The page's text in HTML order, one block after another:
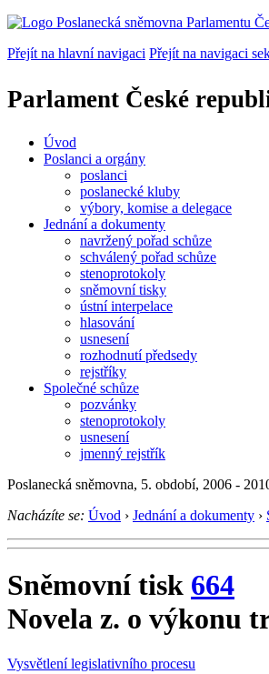
Přejít na hlavní navigaci Přejít na navigaci
Parlament České
Úvod
Poslanci a orgány
poslanci
poslanecké kluby
výbory, komise a delegace
Jednání a dokumenty
navržený pořad schůze
schválený pořad schůze
stenoprotokoly
sněmovní tisky
ústní interpelace
hlasování
usnesení
rozhodnutí předsedy
rejstříky
Společné schůze
pozvánky
stenoprotokoly
usnesení
jmenný rejstřík
Poslanecká sněmovna, 5. období, 2006 -
Nacházíte se: Úvod › Jednání a dokumenty ›
Sněmovní tisk 664
Novela z. o výkonu
Vysvětlení legislativního procesu